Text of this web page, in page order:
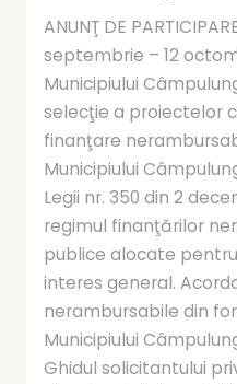
ANUNŢ DE
septembrie – 12
Municipiului
selecţie a proiectelor
finanţare
Municipiului
Legii nr. 350 din 2
regimul finanţărilor
publice alocate
interes general.
nerambursabile din
Municipiului
Ghidul solicitantului